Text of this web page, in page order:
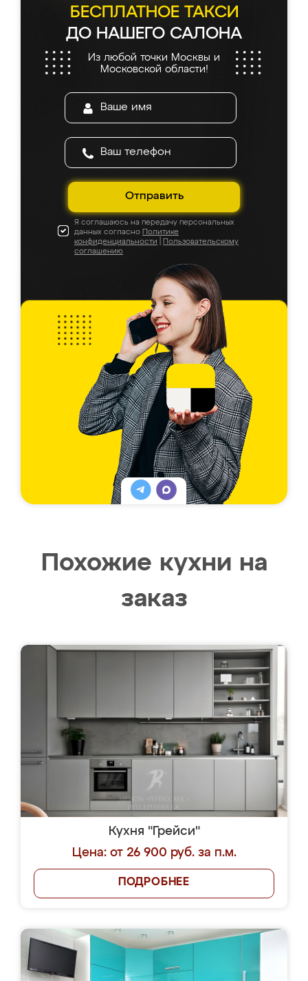
БЕСПЛАТНОЕ ТАКСИ
ДО НАШЕГО САЛОНА
Из любой точки Москвы и
Московской области!
Отправить
Я соглашаюсь на передачу персональных
данных согласно Политике
конфиденциальности
Пользовательскому
соглашению
Похожие кухни на
заказ
Кухня "Грейси"
Цена: от 26 900 руб. за п.м.
ПОДРОБНЕЕ